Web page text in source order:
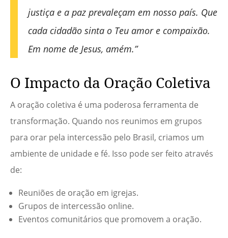
justiça e a paz prevaleçam em nosso país. Que
cada cidadão sinta o Teu amor e compaixão.
Em nome de Jesus, amém.”
O Impacto da Oração Coletiva
A oração coletiva é uma poderosa ferramenta de
transformação. Quando nos reunimos em grupos
para orar pela intercessão pelo Brasil, criamos um
ambiente de unidade e fé. Isso pode ser feito através
de:
Reuniões de oração em igrejas.
Grupos de intercessão online.
Eventos comunitários que promovem a oração.